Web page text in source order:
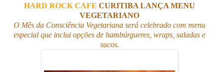
HARD ROCK CAFE CURITIBA LANÇA MENU
VEGETARIANO
O Mês da Consciência Vegetariana será celebrado com menu
especial que inclui opções de hambúrgueres, wraps, saladas e
sucos.